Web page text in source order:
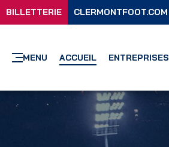
BILLETTERIE CLERMONTFOOT.COM
MENU ACCUEIL ENTREPRISES